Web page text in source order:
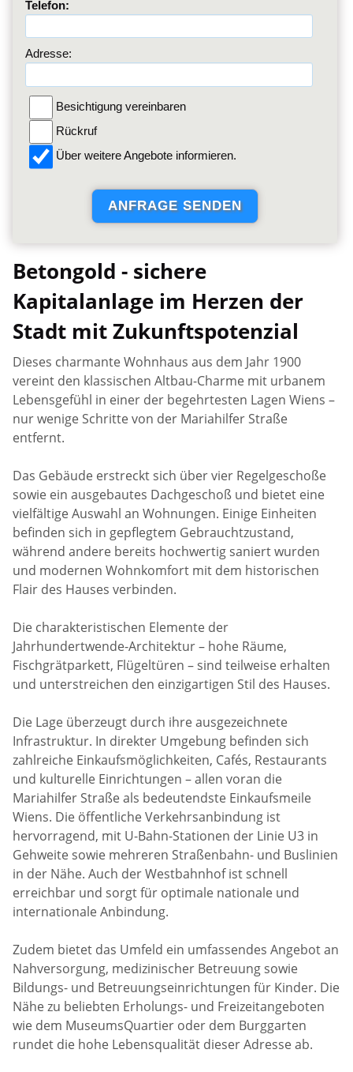
Telefon:
Adresse:
Besichtigung vereinbaren
Rückruf
Über weitere Angebote informieren.
Betongold - sichere
Kapitalanlage im Herzen der
Stadt mit Zukunftspotenzial
Dieses charmante Wohnhaus aus dem Jahr 1900
vereint den klassischen Altbau-Charme mit urbanem
Lebensgefühl in einer der begehrtesten Lagen Wiens –
nur wenige Schritte von der Mariahilfer Straße
entfernt.
Das Gebäude erstreckt sich über vier Regelgeschoße
sowie ein ausgebautes Dachgeschoß und bietet eine
vielfältige Auswahl an Wohnungen. Einige Einheiten
befinden sich in gepflegtem Gebrauchtzustand,
während andere bereits hochwertig saniert wurden
und modernen Wohnkomfort mit dem historischen
Flair des Hauses verbinden.
Die charakteristischen Elemente der
Jahrhundertwende-Architektur – hohe Räume,
Fischgrätparkett, Flügeltüren – sind teilweise erhalten
und unterstreichen den einzigartigen Stil des Hauses.
Die Lage überzeugt durch ihre ausgezeichnete
Infrastruktur. In direkter Umgebung befinden sich
zahlreiche Einkaufsmöglichkeiten, Cafés, Restaurants
und kulturelle Einrichtungen – allen voran die
Mariahilfer Straße als bedeutendste Einkaufsmeile
Wiens. Die öffentliche Verkehrsanbindung ist
hervorragend, mit U-Bahn-Stationen der Linie U3 in
Gehweite sowie mehreren Straßenbahn- und Buslinien
in der Nähe. Auch der Westbahnhof ist schnell
erreichbar und sorgt für optimale nationale und
internationale Anbindung.
Zudem bietet das Umfeld ein umfassendes Angebot an
Nahversorgung, medizinischer Betreuung sowie
Bildungs- und Betreuungseinrichtungen für Kinder. Die
Nähe zu beliebten Erholungs- und Freizeitangeboten
wie dem MuseumsQuartier oder dem Burggarten
rundet die hohe Lebensqualität dieser Adresse ab.